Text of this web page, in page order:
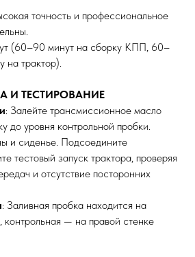
точность и профессиональное
(60–90 минут на сборку КПП, 60–
на трактор).
И ТЕСТИРОВАНИЕ
: Залейте трансмиссионное масло
до уровня контрольной пробки.
и сиденье. Подсоедините
тестовый запуск трактора, проверяя
и отсутствие посторонних
: Заливная пробка находится на
— на правой стенке